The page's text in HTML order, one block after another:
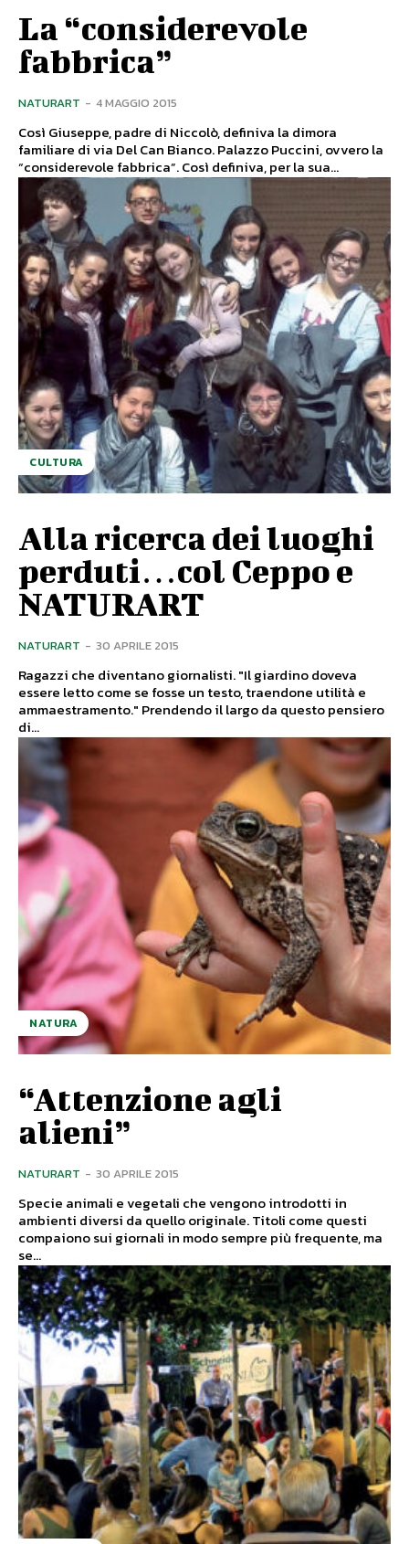
La “considerevole
fabbrica”
NATURART - 4 MAGGIO 2015
Così Giuseppe, padre di Niccolò, definiva la dimora
familiare di via Del Can Bianco. Palazzo Puccini, ovvero la
“considerevole fabbrica”. Così definiva, per la sua...
CULTURA
Alla ricerca dei luoghi
perduti…col Ceppo e
NATURART
NATURART - 30 APRILE 2015
Ragazzi che diventano giornalisti. "Il giardino doveva
essere letto come se fosse un testo, traendone utilità e
ammaestramento." Prendendo il largo da questo pensiero
di...
NATURA
“Attenzione agli
alieni”
NATURART - 30 APRILE 2015
Specie animali e vegetali che vengono introdotti in
ambienti diversi da quello originale. Titoli come questi
compaiono sui giornali in modo sempre più frequente, ma
se...